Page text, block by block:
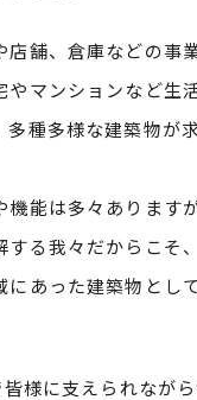
店舗、倉庫などの事
やマンションなど生
多種多様な建築物が
機能は多々あります
する我々だからこそ
にあった建築物とし
様に支えられなが